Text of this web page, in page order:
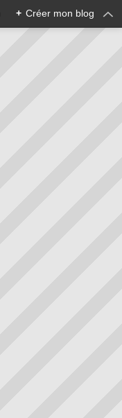
+ Créer mon blog